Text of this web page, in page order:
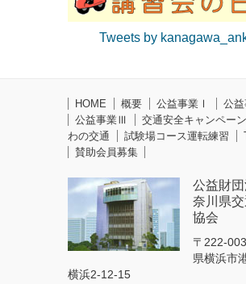
Tweets by
HOME 概要 公益事業Ⅰ
公
公益事業Ⅲ
交通安全キャンペーン
わの交通
試験場コース運転練習
賛助会員募集
公益財
奈川県
協会
〒222-
県横浜市
横浜2-12-15